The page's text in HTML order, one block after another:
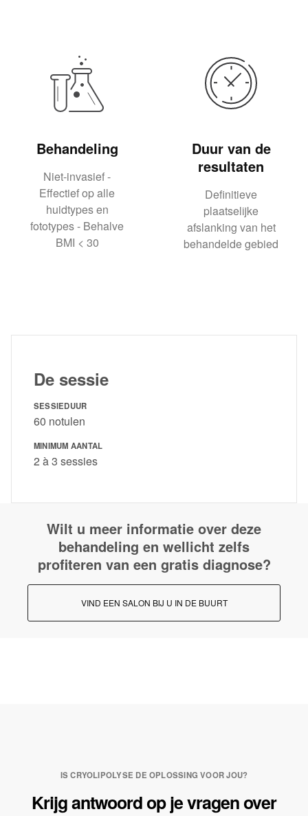
Behandeling
Niet-invasief -
Effectief op alle
huidtypes en
fototypes - Behalve
BMI < 30
Duur van de
resultaten
Definitieve
plaatselijke
afslanking van het
behandelde gebied
De sessie
SESSIEDUUR
60 notulen
MINIMUM AANTAL
2 à 3 sessies
Wilt u meer informatie over deze
behandeling en wellicht zelfs
profiteren van een gratis diagnose?
VIND EEN SALON BIJ U IN DE BUURT
IS CRYOLIPOLYSE DE OPLOSSING VOOR JOU?
Krijg antwoord op je vragen over